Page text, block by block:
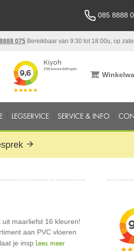
085 8888
075 Bereikbaar van 9:30 tot 18:00u, op
LEGSERVICE SERVICE & INFO
maarliefst 16 kleuren!
aan PVC vloeren
je insp Lees meer